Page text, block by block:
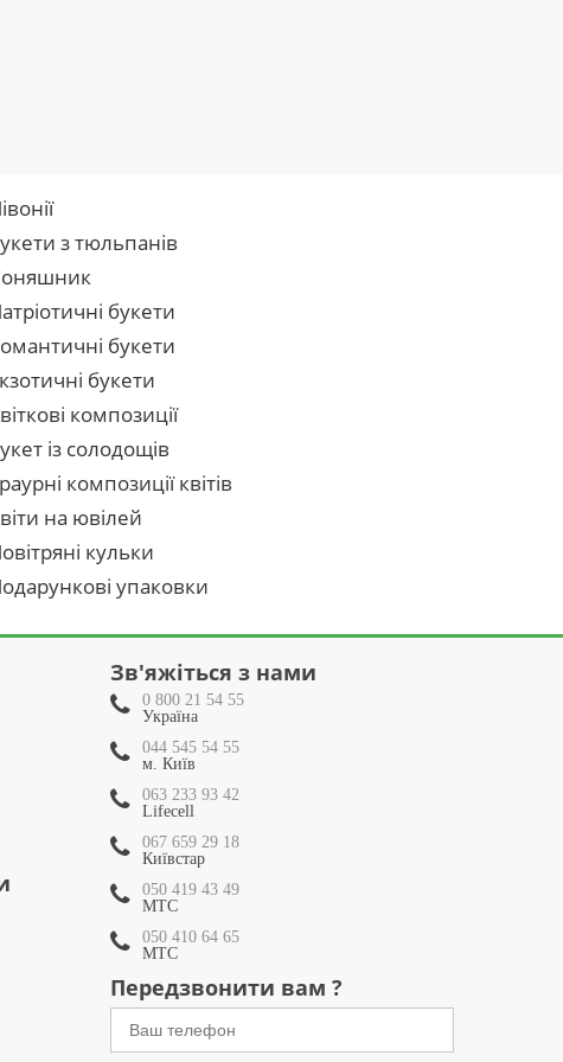
з тюльпанів
букети
букети
букети
композиції
із солодощів
композиції квітів
на ювілей
кульки
упаковки
Зв'яжіться з нами
0 800 21 54 55
Україна
044 545 54 55
м. Київ
063 233 93 42
Lifecell
067 659 29 18
Київстар
050 419 43 49
МТС
050 410 64 65
МТС
Передзвонити вам ?